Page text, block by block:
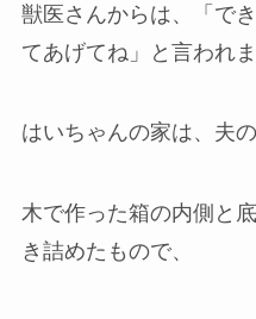
獣医さんからは、「で
てあげてね」と言われま
はいちゃんの家は、夫の
木で作った箱の内側と
き詰めたもので、